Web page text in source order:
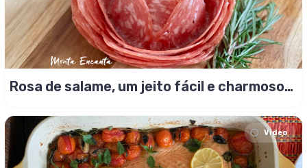
Rosa de salame, um jeito fácil e charmoso
Video